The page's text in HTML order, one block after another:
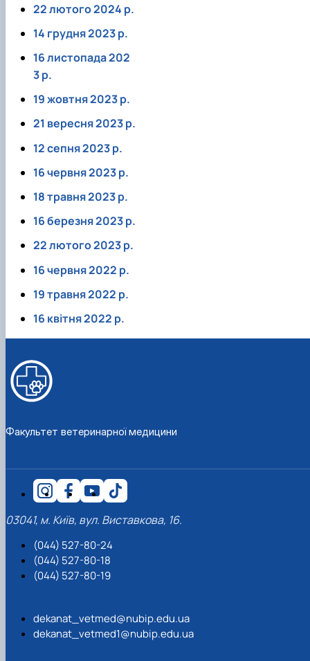
22 лютого 2024 р.
14 грудня 2023 р.
16 листопада 202
3 р.
19 жовтня 2023 р.
21 вересня 2023 р.
12 сепня 2023 р.
16 червня 2023 р.
18 травня 2023 р.
16 березня 2023 р.
22 лютого 2023 р.
16 червня 2022 р.
19 травня 2022 р.
16 квітня 2022 р.
Факультет ветеринарної медицини
03041, м. Київ, вул. Виставкова, 16.
(044) 527-80-24
(044) 527-80-18
(044) 527-80-19
dekanat_vetmed@nubip.edu.ua
dekanat_vetmed1@nubip.edu.ua